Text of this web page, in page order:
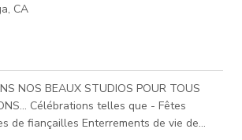
CA
NOS BEAUX STUDIOS POUR TOUS
Célébrations telles que - Fêtes
de fiançailles Enterrements de vie de